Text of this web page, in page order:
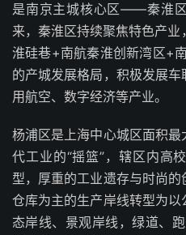
是南京主城核心区——秦淮
来，秦淮区持续聚焦特色产
淮硅巷+南航秦淮创新湾区+
的产城发展格局，积极发展
用航空、数字经济等产业。
杨浦区是上海中心城区面积
代工业的“摇篮”，辖区内高
型，厚重的工业遗存与时尚
仓库为主的生产岸线转型为
态岸线、景观岸线，绿道、